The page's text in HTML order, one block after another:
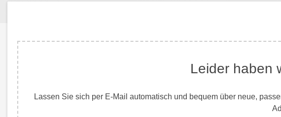
Leider haben
Lassen Sie sich per E-Mail automatisch und bequem über neue,